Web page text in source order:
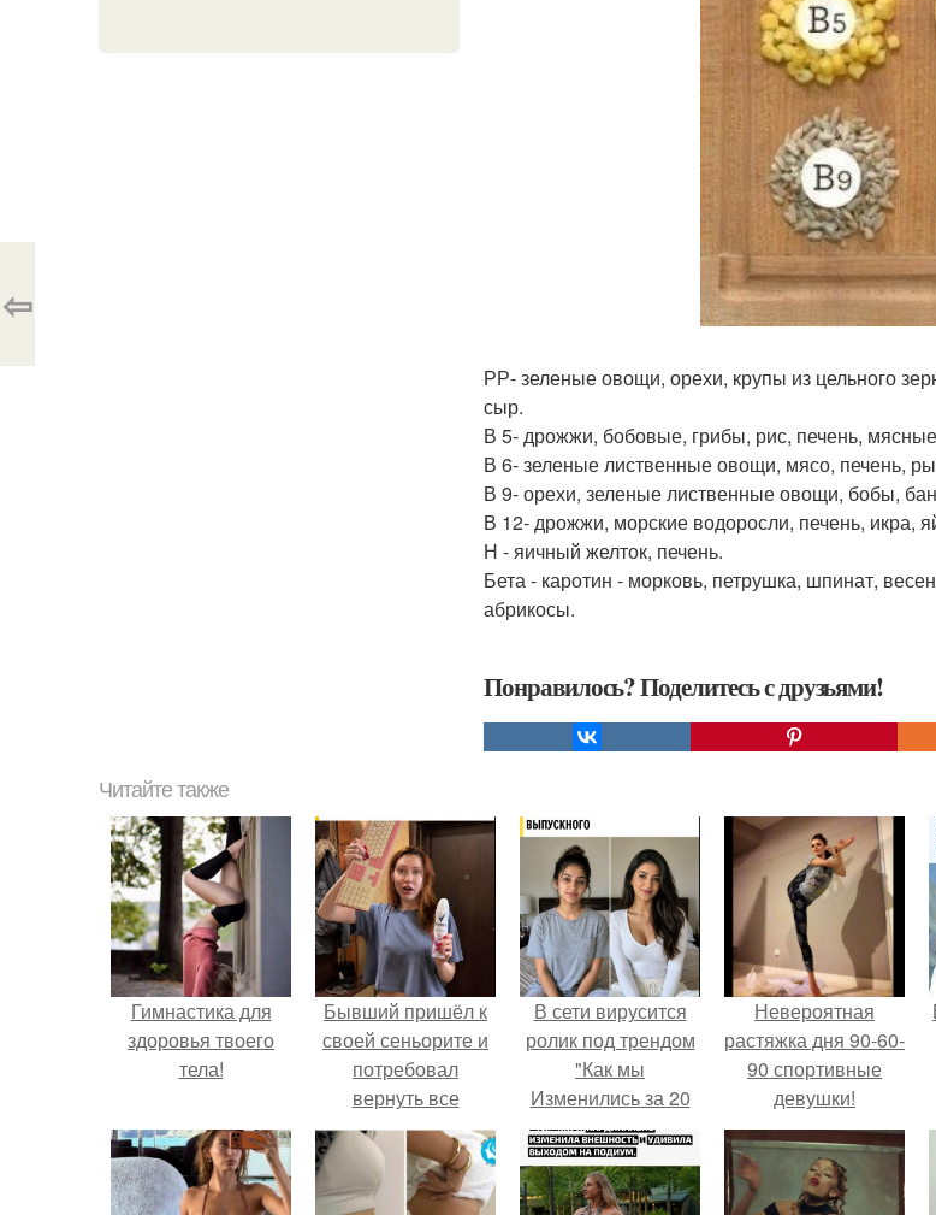
РР- зеленые овощи, орехи, крупы из цельного
сыр.
В 5- дрожжи, бобовые, грибы, рис, печень,
В 6- зеленые лиственные овощи, мясо, печень,
В 9- орехи, зеленые лиственные овощи, бобы,
В 12- дрожжи, морские водоросли, печень, икра,
Н - яичный желток, печень.
Бета - каротин - морковь, петрушка, шпинат,
абрикосы.
Понравилось? Поделитесь с друзьями!
⇦
Читайте также
Гимнастика для
здоровья твоего
тела!
Бывший пришёл к
своей сеньорите и
потребовал
вернуть все
подарки.
В сети вирусится
ролик под трендом
"Как мы
Изменились за 20
лет".
Невероятная
растяжка дня 90-60-
90 спортивные
девушки!